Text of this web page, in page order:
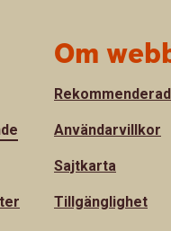
Om
Användarvillkor
Sajtkarta
Tillgänglighet